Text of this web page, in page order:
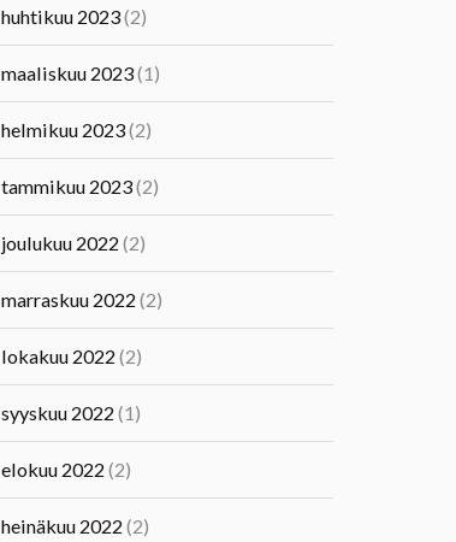
huhtikuu 2023(2)
maaliskuu 2023(1)
helmikuu 2023(2)
tammikuu 2023(2)
joulukuu 2022 (2)
marraskuu 2022 (2)
lokakuu 2022 (2)
syyskuu 2022 (1)
elokuu 2022 (2)
heinäkuu 2022 (2)